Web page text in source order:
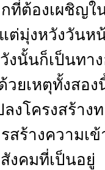
ที่ต้องเผชิญ
ต่มุ่งหวังวันห
งนั้นก็เป็นทา
ยเหตุทั้งสอ
งโครงสร้าง
สร้างความเ
งคมที่เป็นอยู่